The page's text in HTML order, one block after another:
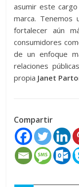
asumir este
marca. Tenemos
fortalecer aún
consumidores
de un enfoque
relaciones
propia Janet
Compartir